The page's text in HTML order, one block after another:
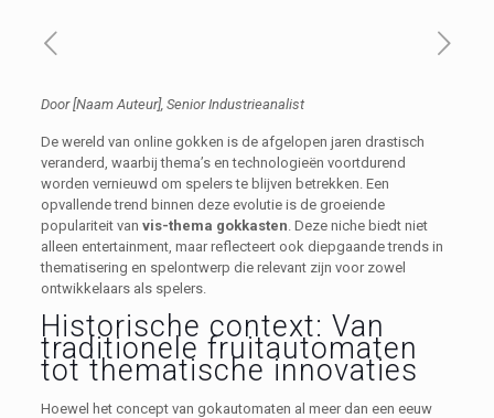
Door [Naam Auteur], Senior Industrieanalist
De wereld van online gokken is de afgelopen jaren drastisch
veranderd, waarbij thema’s en technologieën voortdurend
worden vernieuwd om spelers te blijven betrekken. Een
opvallende trend binnen deze evolutie is de groeiende
populariteit van vis-thema gokkasten. Deze niche biedt niet
alleen entertainment, maar reflecteert ook diepgaande trends in
thematisering en spelontwerp die relevant zijn voor zowel
ontwikkelaars als spelers.
Historische context: Van
traditionele fruitautomaten
tot thematische innovaties
Hoewel het concept van gokautomaten al meer dan een eeuw